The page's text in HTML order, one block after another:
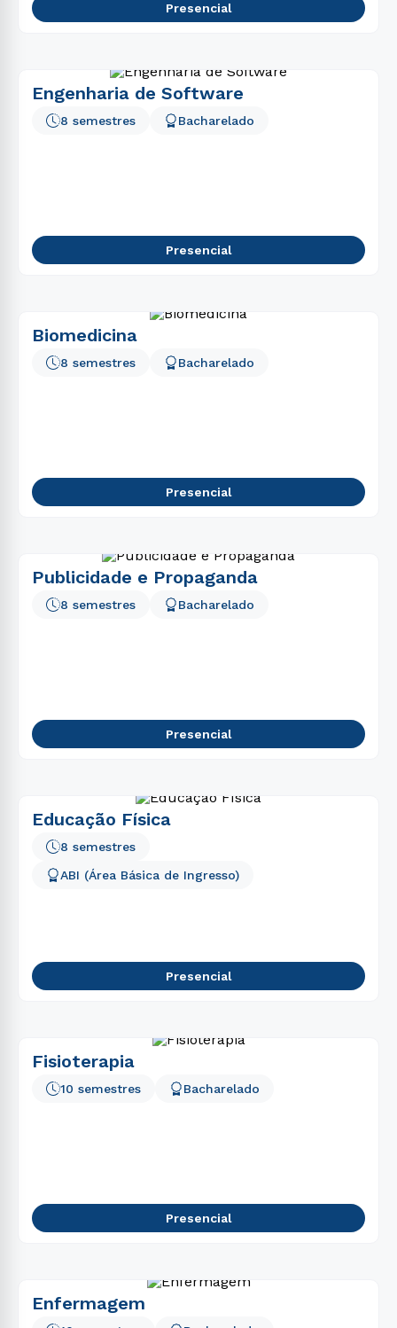
Presencial
Engenharia de Software
8 semestres Bacharelado
Presencial
Biomedicina
8 semestres Bacharelado
Presencial
Publicidade e Propaganda
8 semestres Bacharelado
Presencial
Educação Física
8 semestres
ABI (Área Básica de Ingresso)
Presencial
Fisioterapia
Bacharelado
10 semestres
Presencial
Enfermagem